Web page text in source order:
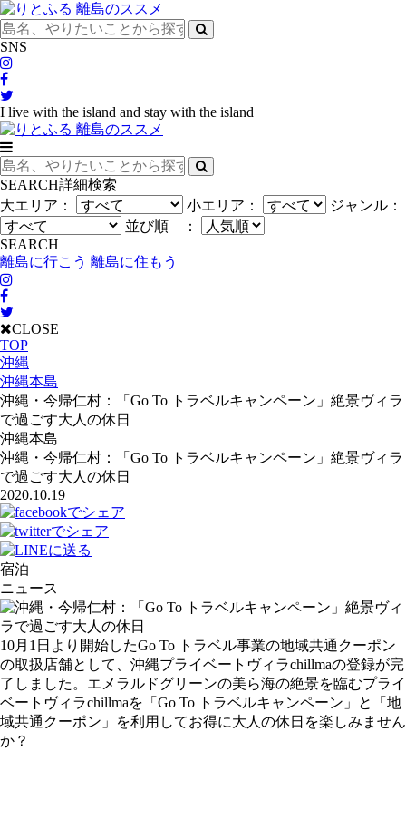
SNS
I live with the island and stay with the island
SEARCH詳細検索
大エリア：
小エリア：
ジャンル：
並び順 ：
SEARCH
離島に行こう 離島に住もう
CLOSE
TOP
沖縄
沖縄本島
沖縄・今帰仁村：「Go To トラベルキャンペーン」絶景ヴィラ
で過ごす大人の休日
沖縄本島
沖縄・今帰仁村：「Go To トラベルキャンペーン」絶景ヴィラ
で過ごす大人の休日
2020.10.19
宿泊
ニュース
10月1日より開始したGo To トラベル事業の地域共通クーポン
の取扱店舗として、沖縄プライベートヴィラchillmaの登録が完
了しました。エメラルドグリーンの美ら海の絶景を臨むプライ
ベートヴィラchillmaを「Go To トラベルキャンペーン」と「地
域共通クーポン」を利用してお得に大人の休日を楽しみません
か？